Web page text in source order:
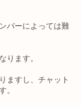
バーによっては難
ります。
ますし、チャット
。